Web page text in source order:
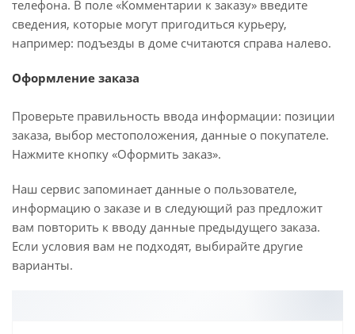
телефона. В поле «Комментарии к заказу» введите
сведения, которые могут пригодиться курьеру,
например: подъезды в доме считаются справа налево.
Оформление заказа
Проверьте правильность ввода информации: позиции
заказа, выбор местоположения, данные о покупателе.
Нажмите кнопку «Оформить заказ».
Наш сервис запоминает данные о пользователе,
информацию о заказе и в следующий раз предложит
вам повторить к вводу данные предыдущего заказа.
Если условия вам не подходят, выбирайте другие
варианты.